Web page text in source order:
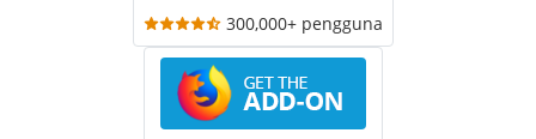
300,000+ pengguna